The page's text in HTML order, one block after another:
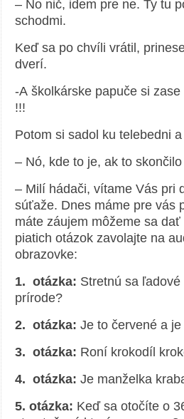
– No nič, idem pre ne. Ty tu
schodmi.
Keď sa po chvíli vrátil,
dverí.
-A školkárske papuče si
!!!
Potom si sadol ku telebedni
– Nó, kde to je, ak to
– Milí hádači, vítame Vás pri
súťaže. Dnes máme pre vás
máte záujem môžeme sa
piatich otázok zavolajte na
obrazovke:
1. otázka: Stretnú sa
prírode?
2. otázka: Je to červené a
3. otázka: Roní krokodíl
4. otázka: Je manželka
5. otázka: Keď sa otočíte o